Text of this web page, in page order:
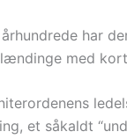
har
med
et såkaldt